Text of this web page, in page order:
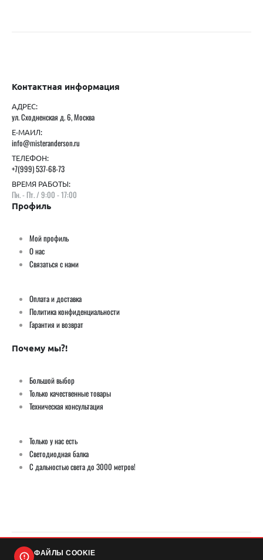
Контактная информация
АДРЕС:
ул. Сходненская д. 6, Москва
Е-МАИЛ:
info@misteranderson.ru
ТЕЛЕФОН:
+7(999) 537-68-73
ВРЕМЯ РАБОТЫ:
Пн. - Пт. / 9:00 - 17:00
Профиль
Мой профиль
О нас
Связаться с нами
Оплата и доставка
Политика конфиденциальности
Гарантия и возврат
Почему мы?!
Большой выбор
Только качественные товары
Техническая консультация
Только у нас есть
Светодиодная балка
С дальностью света до 3000 метров!
ФАЙЛЫ COOKIE